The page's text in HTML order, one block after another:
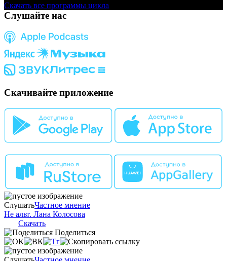
Скачать все программы цикла
Слушайте нас
Скачивайте приложение
СлушатьЧастное мнение
Не альт. Лана Колосова
Скачать
Поделиться